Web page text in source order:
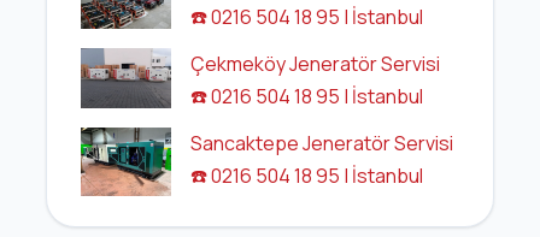
☎️ 0216 504 18 95 | İstanbul
Çekmeköy Jeneratör Servisi
☎️ 0216 504 18 95 | İstanbul
Sancaktepe Jeneratör Servisi
☎️ 0216 504 18 95 | İstanbul